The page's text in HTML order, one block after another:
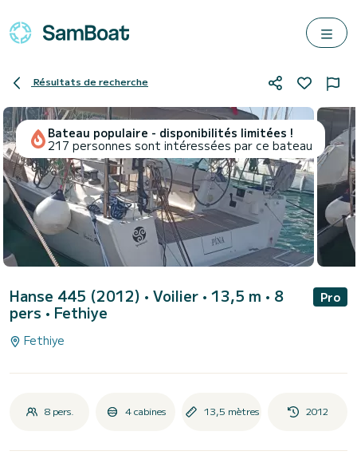
Résultats de recherche
Bateau populaire - disponibilités limitées !
217 personnes sont intéressées par ce bateau
Hanse 445 (2012) • Voilier • 13,5 m • 8
pers • Fethiye
Pro
Fethiye
8 pers. 4 cabines 13,5 mètres 2012